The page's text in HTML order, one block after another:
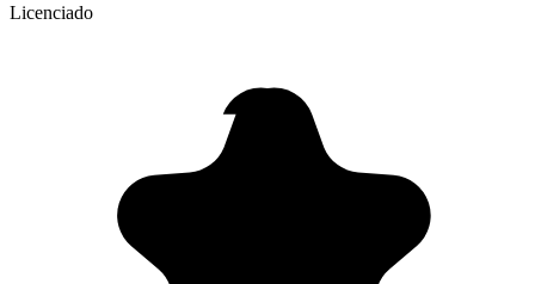
Licenciado